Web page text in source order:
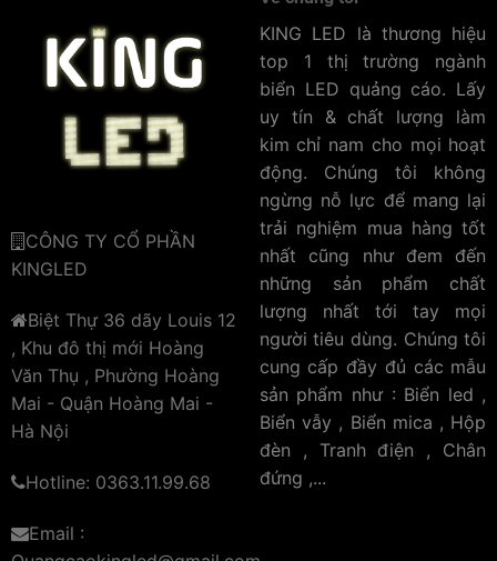
CÔNG TY CỔ PHẦN
KINGLED
Biệt Thự 36 dãy Louis 12
, Khu đô thị mới Hoàng
Văn Thụ , Phường Hoàng
Mai - Quận Hoàng Mai -
Hà Nội
Hotline: 0363.11.99.68
Email :
KING LED là thương hiệu
top 1 thị trường ngành
biển LED quảng cáo. Lấy
uy tín & chất lượng làm
kim chỉ nam cho mọi hoạt
động. Chúng tôi không
ngừng nỗ lực để mang lại
trải nghiệm mua hàng tốt
nhất cũng như đem đến
những sản phẩm chất
lượng nhất tới tay mọi
người tiêu dùng. Chúng tôi
cung cấp đầy đủ các mẫu
sản phẩm như : Biển led ,
Biển vẫy , Biển mica , Hộp
đèn , Tranh điện , Chân
đứng ,...